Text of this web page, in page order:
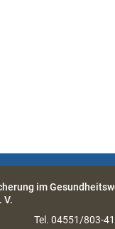
im
V.
Tel. 04551/803-